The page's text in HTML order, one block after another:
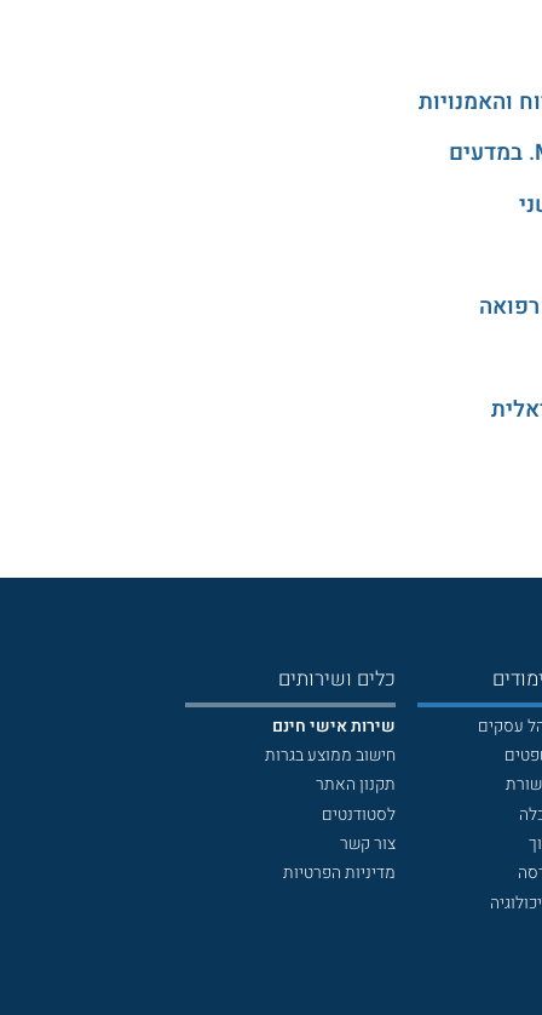
עסקים
כלים ושירותים
שירות אישי חינם
חישוב ממוצע בגרות
תקנון האתר
לסטודנטים
צור קשר
מדיניות הפרטיות